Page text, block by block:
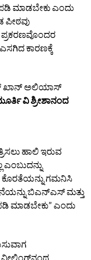
ಮಾಡಬೇಕು ಎಂದು
ಪೀಠವು
ಕಾರಣಕ್ಕೆ
ಖಾನ್‌ ಅಲಿಯಾಸ್‌
ವಿ ಶ್ರೀಶಾನಂದ
ಹಾಲಿ ಇರುವ
ಎಂಬುದನ್ನು
ಕೊರತೆಯನ್ನು ಗಮನಿಸಿ
ಬಿಎನ್‌ಎಸ್‌ ಮತ್ತು
ಮಾಡಬೇಕು” ಎಂದು